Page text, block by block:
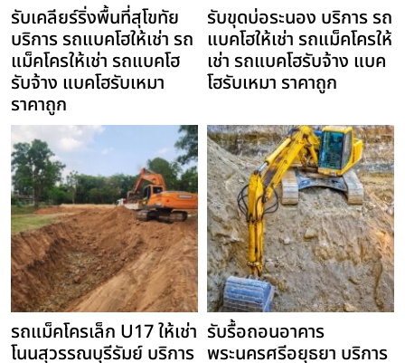
รับเคลียร์ริ่งพื้นที่สุโขทัย
บริการ รถแบคโฮให้เช่า รถ
แม็คโครให้เช่า รถแบคโฮ
รับจ้าง แบคโฮรับเหมา
ราคาถูก
รับขุดบ่อระนอง บริการ รถ
แบคโฮให้เช่า รถแม็คโครให้
เช่า รถแบคโฮรับจ้าง แบค
โฮรับเหมา ราคาถูก
รถแม็คโครเล็ก U17 ให้เช่า
โนนสุวรรณบุรีรัมย์ บริการ
รับรื้อถอนอาคาร
พระนครศรีอยุธยา บริการ